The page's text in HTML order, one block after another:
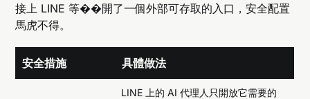
接上 LINE 等��開了一個外部可存取的入口，安全配置
馬虎不得。
安全措施 具體做法
LINE 上的 AI 代理人只開放它需要的